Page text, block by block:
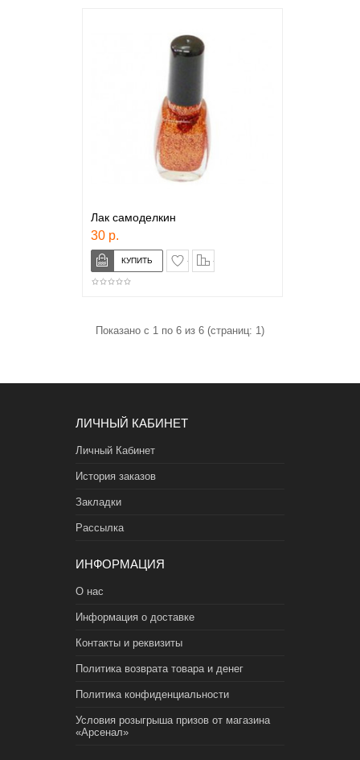
Лак самоделкин
30 р.
в закладки
Показано с 1 по 6 из 6 (страниц: 1)
ЛИЧНЫЙ КАБИНЕТ
Личный Кабинет
История заказов
Закладки
Рассылка
ИНФОРМАЦИЯ
О нас
Информация о доставке
Контакты и реквизиты
Политика возврата товара и денег
Политика конфиденциальности
Условия розыгрыша призов от магазина
«Арсенал»